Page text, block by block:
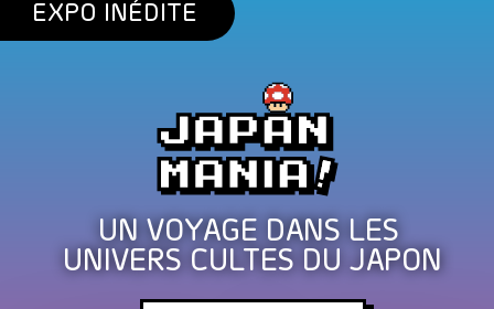
ENGLISH
UN VOYAGE DANS LES
UNIVERS CULTES DU JAPON
EXPO INÉDITE